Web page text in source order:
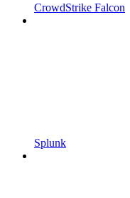
CrowdStrike Falcon
Splunk